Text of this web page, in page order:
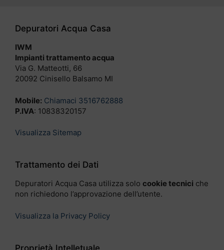
Depuratori Acqua Casa
IWM
Impianti trattamento acqua
Via G. Matteotti, 66
20092 Cinisello Balsamo MI
Mobile: Chiamaci 3516762888
P.IVA: 10838320157
Visualizza Sitemap
Trattamento dei Dati
Depuratori Acqua Casa utilizza solo cookie tecnici che
non richiedono l’approvazione dell’utente.
Visualizza la Privacy Policy
Proprietà Intelletuale